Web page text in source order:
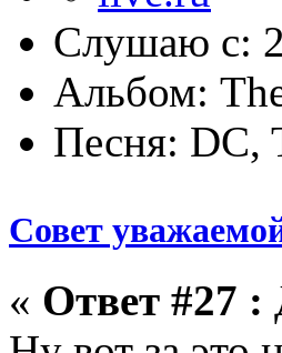
Слушаю с:
Альбом:
Песня: DC,
Совет
« Ответ #27 :